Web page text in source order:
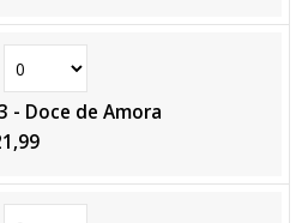
- Doce de Amora